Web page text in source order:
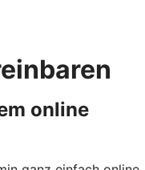
online